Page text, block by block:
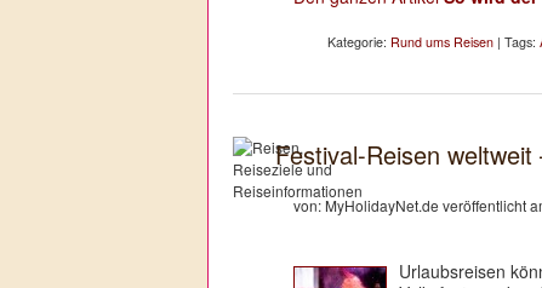
Kategorie: Rund ums Reisen | Tags:
Festival-Reisen
von: MyHolidayNet.de veröffentlicht
Urlaubsreisen